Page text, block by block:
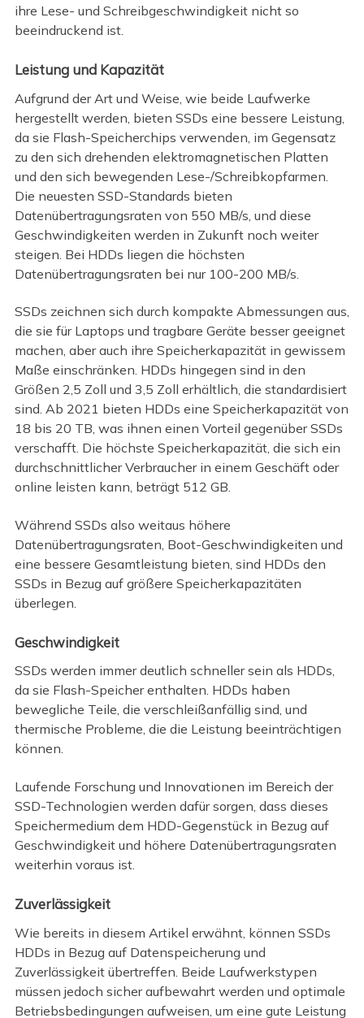
ihre Lese- und Schreibgeschwindigkeit nicht so
beeindruckend ist.
Leistung und Kapazität
Aufgrund der Art und Weise, wie beide Laufwerke
hergestellt werden, bieten SSDs eine bessere Leistung,
da sie Flash-Speicherchips verwenden, im Gegensatz
zu den sich drehenden elektromagnetischen Platten
und den sich bewegenden Lese-/Schreibkopfarmen.
Die neuesten SSD-Standards bieten
Datenübertragungsraten von 550 MB/s, und diese
Geschwindigkeiten werden in Zukunft noch weiter
steigen. Bei HDDs liegen die höchsten
Datenübertragungsraten bei nur 100-200 MB/s.
SSDs zeichnen sich durch kompakte Abmessungen aus,
die sie für Laptops und tragbare Geräte besser geeignet
machen, aber auch ihre Speicherkapazität in gewissem
Maße einschränken. HDDs hingegen sind in den
Größen 2,5 Zoll und 3,5 Zoll erhältlich, die standardisiert
sind. Ab 2021 bieten HDDs eine Speicherkapazität von
18 bis 20 TB, was ihnen einen Vorteil gegenüber SSDs
verschafft. Die höchste Speicherkapazität, die sich ein
durchschnittlicher Verbraucher in einem Geschäft oder
online leisten kann, beträgt 512 GB.
Während SSDs also weitaus höhere
Datenübertragungsraten, Boot-Geschwindigkeiten und
eine bessere Gesamtleistung bieten, sind HDDs den
SSDs in Bezug auf größere Speicherkapazitäten
überlegen.
Geschwindigkeit
SSDs werden immer deutlich schneller sein als HDDs,
da sie Flash-Speicher enthalten. HDDs haben
bewegliche Teile, die verschleißanfällig sind, und
thermische Probleme, die die Leistung beeinträchtigen
können.
Laufende Forschung und Innovationen im Bereich der
SSD-Technologien werden dafür sorgen, dass dieses
Speichermedium dem HDD-Gegenstück in Bezug auf
Geschwindigkeit und höhere Datenübertragungsraten
weiterhin voraus ist.
Zuverlässigkeit
Wie bereits in diesem Artikel erwähnt, können SSDs
HDDs in Bezug auf Datenspeicherung und
Zuverlässigkeit übertreffen. Beide Laufwerkstypen
müssen jedoch sicher aufbewahrt werden und optimale
Betriebsbedingungen aufweisen, um eine gute Leistung